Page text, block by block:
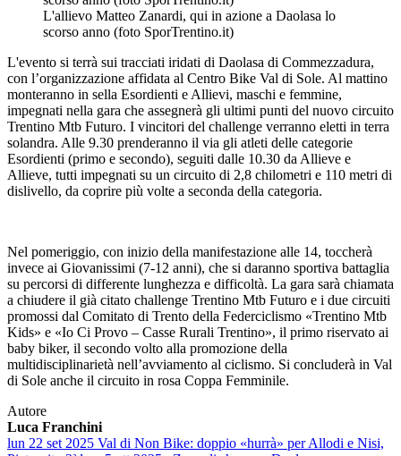
L'allievo Matteo Zanardi, qui in azione a Daolasa lo
scorso anno (foto SporTrentino.it)
L'evento si terrà sui tracciati iridati di Daolasa di Commezzadura,
con l’organizzazione affidata al Centro Bike Val di Sole. Al mattino
monteranno in sella Esordienti e Allievi, maschi e femmine,
impegnati nella gara che assegnerà gli ultimi punti del nuovo circuito
Trentino Mtb Futuro. I vincitori del challenge verranno eletti in terra
solandra. Alle 9.30 prenderanno il via gli atleti delle categorie
Esordienti (primo e secondo), seguiti dalle 10.30 da Allieve e
Allieve, tutti impegnati su un circuito di 2,8 chilometri e 110 metri di
dislivello, da coprire più volte a seconda della categoria.
Nel pomeriggio, con inizio della manifestazione alle 14, toccherà
invece ai Giovanissimi (7-12 anni), che si daranno sportiva battaglia
su percorsi di differente lunghezza e difficoltà. La gara sarà chiamata
a chiudere il già citato challenge Trentino Mtb Futuro e i due circuiti
promossi dal Comitato di Trento della Federciclismo «Trentino Mtb
Kids» e «Io Ci Provo – Casse Rurali Trentino», il primo riservato ai
baby biker, il secondo volto alla promozione della
multidisciplinarietà nell’avviamento al ciclismo. Si concluderà in Val
di Sole anche il circuito in rosa Coppa Femminile.
Autore
Luca Franchini
lun 22 set 2025 Val di Non Bike: doppio «hurrà» per Allodi e Nisi,